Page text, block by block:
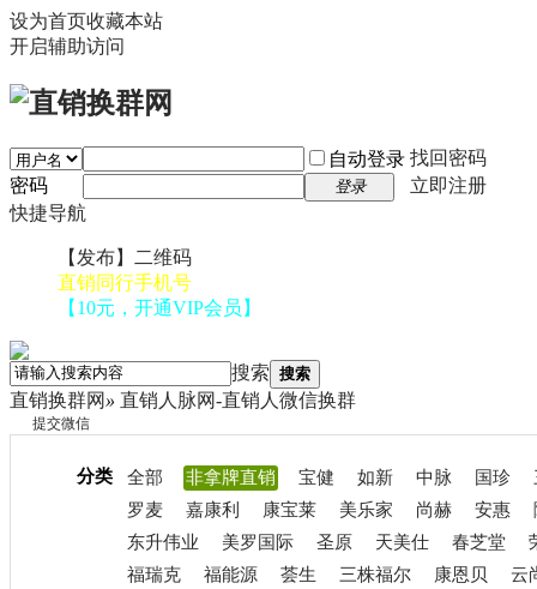
设为首页收藏本站
开启辅助访问
自动登录 找回密码
密码
登录
立即注册
快捷导航
【发布】二维码
直销同行手机号
【10元，开通VIP会员】
搜索 搜索
直销换群网 » 直销人脉网-直销人微信换群
提交微信
分类 全部 非拿牌直销 宝健 如新 中脉 国珍
罗麦
嘉康利 康宝莱 美乐家 尚赫 安惠
东升伟业
美罗国际 圣原 天美仕 春芝堂
福瑞克
福能源 荟生 三株福尔 康恩贝
云